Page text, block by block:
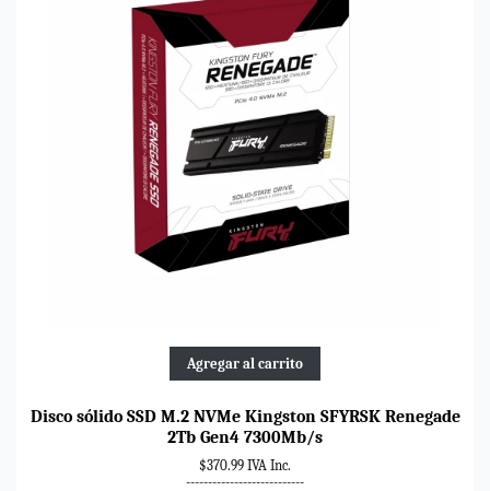
Agregar al carrito
Disco sólido SSD M.2 NVMe Kingston SFYRSK Renegade
2Tb Gen4 7300Mb/s
$370.99 IVA Inc.
---------------------------